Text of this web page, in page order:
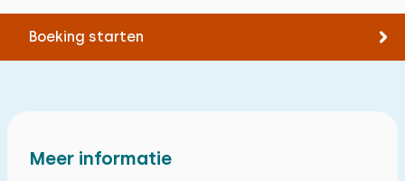
Boeking starten
Meer informatie